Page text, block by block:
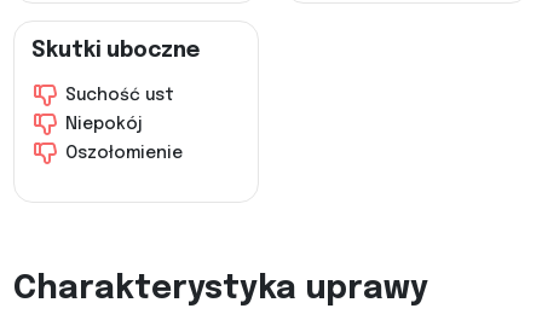
Skutki uboczne
Suchość ust
Niepokój
Oszołomienie
Charakterystyka uprawy